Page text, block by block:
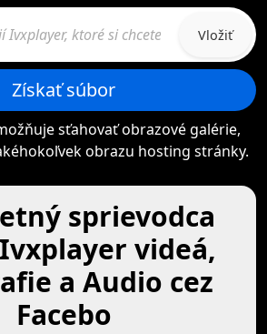
Vložiť
Získať súbor
sťahovať obrazové galérie,
obrazu hosting stránky.
sprievodca
videá,
a Audio cez
Facebo